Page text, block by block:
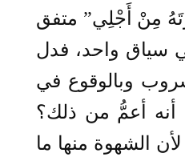
مِنْ أَجْلِي” متفق
سياق واحد، فدل
وبالوقوع في
أنه أعمُّ من ذلك؟
الشهوة منها ما